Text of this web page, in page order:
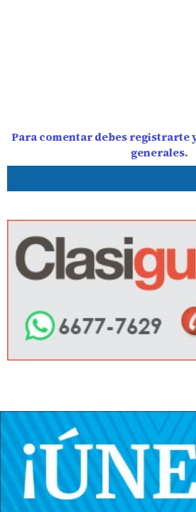
Para comentar debes registrarte
generales.